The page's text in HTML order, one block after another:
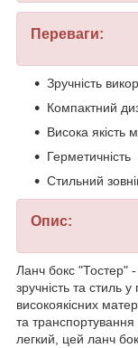
Переваги:
Зручність
Компактний
Висока якість
Герметичність
Стильний
Опис:
Ланч бокс "Тостер"
зручність та стиль
високоякісних
та
легкий, цей ланч